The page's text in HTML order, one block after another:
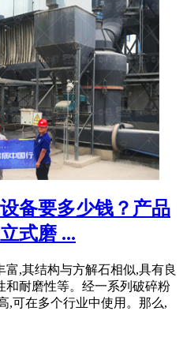
备要多少钱？产品
式磨 ...
富,其结构与方解石相似,具有良
和耐磨性等。经一系列破碎粉
,可在多个行业中使用。那么,